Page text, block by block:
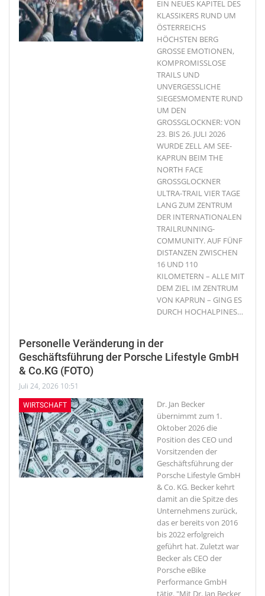
EIN NEUES KAPITEL DES
KLASSIKERS RUND UM
ÖSTERREICHS
HÖCHSTEN BERG
GROSSE EMOTIONEN,
KOMPROMISSLOSE
TRAILS UND
UNVERGESSLICHE
SIEGESMOMENTE RUND
UM DEN
GROSSGLOCKNER: VON
23. BIS 26. JULI 2026
WURDE ZELL AM SEE-
KAPRUN BEIM THE
NORTH FACE
GROSSGLOCKNER
ULTRA-TRAIL VIER TAGE
LANG ZUM ZENTRUM
DER INTERNATIONALEN
TRAILRUNNING-
COMMUNITY. AUF FÜNF
DISTANZEN ZWISCHEN
16 UND 110
KILOMETERN – ALLE MIT
DEM ZIEL IM ZENTRUM
VON KAPRUN – GING ES
DURCH HOCHALPINES…
Personelle Veränderung in der
Geschäftsführung der Porsche Lifestyle GmbH
& Co.KG (FOTO)
Juli 24, 2026 10:51
WIRTSCHAFT
Dr. Jan Becker
übernimmt zum 1.
Oktober 2026 die
Position des CEO und
Vorsitzenden der
Geschäftsführung der
Porsche Lifestyle GmbH
& Co. KG. Becker kehrt
damit an die Spitze des
Unternehmens zurück,
das er bereits von 2016
bis 2022 erfolgreich
geführt hat. Zuletzt war
Becker als CEO der
Porsche eBike
Performance GmbH
tätig. "Mit Dr. Jan Becker